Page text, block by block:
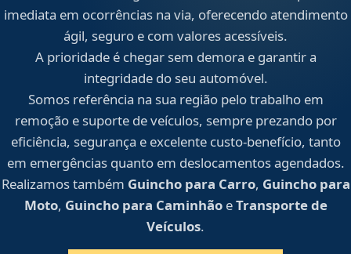
imediata em ocorrências na via, oferecendo atendimento
ágil, seguro e com valores acessíveis.
A prioridade é chegar sem demora e garantir a
integridade do seu automóvel.
Somos referência na sua região pelo trabalho em
remoção e suporte de veículos, sempre prezando por
eficiência, segurança e excelente custo-benefício, tanto
em emergências quanto em deslocamentos agendados.
Realizamos também Guincho para Carro, Guincho para
Moto, Guincho para CaminhãoeTransporte de
Veículos.